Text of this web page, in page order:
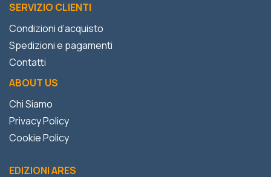
SERVIZIO CLIENTI
Condizioni d’acquisto
Spedizioni e pagamenti
Contatti
ABOUT US
Chi Siamo
Privacy Policy
Cookie Policy
EDIZIONI ARES